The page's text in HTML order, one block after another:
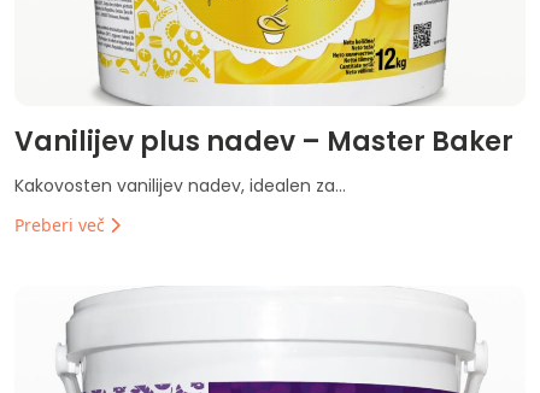
Vanilijev plus nadev – Master Baker
Kakovosten vanilijev nadev, idealen za...
Preberi več